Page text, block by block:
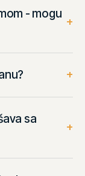
- mogu
+
+
sa
+